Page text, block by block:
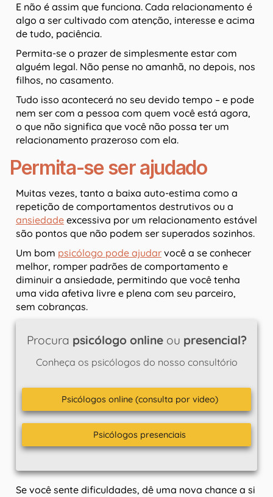
E não é assim que funciona. Cada relacionamento é
algo a ser cultivado com atenção, interesse e acima
de tudo, paciência.
Permita-se o prazer de simplesmente estar com
alguém legal. Não pense no amanhã, no depois, nos
filhos, no casamento.
Tudo isso acontecerá no seu devido tempo – e pode
nem ser com a pessoa com quem você está agora,
o que não significa que você não possa ter um
relacionamento prazeroso com ela.
Permita-se ser ajudado
Muitas vezes, tanto a baixa auto-estima como a
repetição de comportamentos destrutivos ou a
ansiedade excessiva por um relacionamento estável
são pontos que não podem ser superados sozinhos.
Um bom psicólogo pode ajudar você a se conhecer
melhor, romper padrões de comportamento e
diminuir a ansiedade, permitindo que você tenha
uma vida afetiva livre e plena com seu parceiro,
sem cobranças.
Procura psicólogo onlineou presencial?
Conheça os psicólogos do nosso consultório
Psicólogos online (consulta por video)
Psicólogos presenciais
Se você sente dificuldades, dê uma nova chance a si